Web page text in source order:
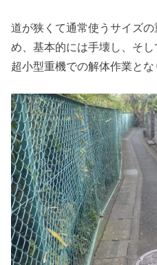
道が狭くて通常使うサイズ
め、基本的には手壊し、そ
超小型重機での解体作業とな